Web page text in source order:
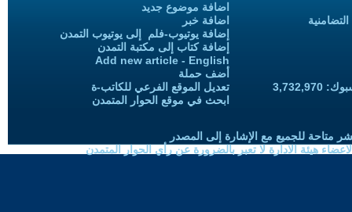
اضافة موضوع جديد
اضافة خبر
إضافة يوتيوب-فلم إلى يوتيوب التمدن
إضافة كتاب إلى مكتبة التمدن
Add new article - English
أضف حملة
تعديل الموقع الفرعي للكاتب-ة
ابحث في موقع الحوار المتمدن
متاحة للجميع مع الإشارة إلى المصدر
هيئة الادارة لا تعبر بالضرورة عن رأي الحوار المتمدن